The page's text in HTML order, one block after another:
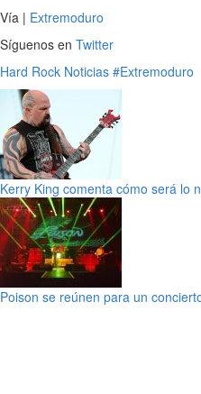
Vía | Extremoduro
Síguenos en Twitter
Hard Rock Noticias #Extremoduro
Kerry King comenta cómo será lo
Poison se reúnen para un